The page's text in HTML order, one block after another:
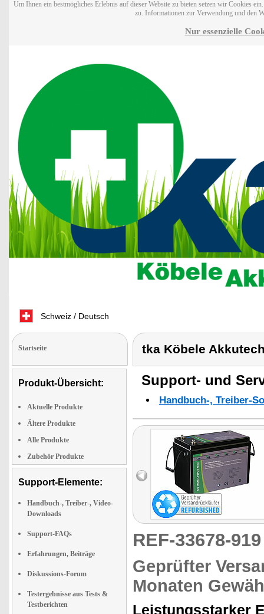
Um Ihnen ein bestmögliches Erlebnis auf dieser Website zu bieten setzen wir Cookies
zu. Informationen zur Verwendung und den
Nur essenzielle
Schweiz / Deutsch
Startseite
Produkt-Übersicht:
Aktuelle Produkte
Ältere Produkte
Alle Produkte
Zubehör Produkte
Support-Elemente:
Handbuch-, Treiber-, Video-
Downloads
Support-FAQs
Erfahrungen, Beiträge
Diskussions-Forum
Testergebnisse aus Tests &
Testberichten
tka Köbele
Support- und
Handbuch-, Treiber-
REF-33678-
Geprüfter
Monaten
Leistungsstarker